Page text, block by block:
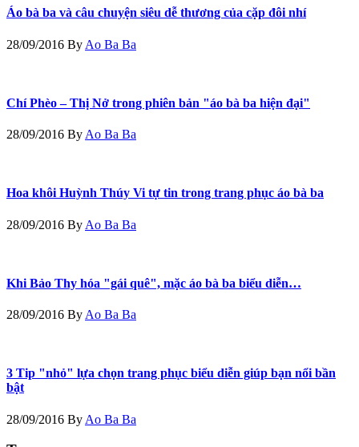
Áo bà ba và câu chuyện siêu dễ thương của cặp đôi nhí
28/09/2016 By Ao Ba Ba
Chí Phèo – Thị Nở trong phiên bản "áo bà ba hiện đại"
28/09/2016 By Ao Ba Ba
Hoa khôi Huỳnh Thúy Vi tự tin trong trang phục áo bà ba
28/09/2016 By Ao Ba Ba
Khi Bảo Thy hóa "gái quê", mặc áo bà ba biểu diễn…
28/09/2016 By Ao Ba Ba
3 Tip "nhỏ" lựa chọn trang phục biểu diễn giúp bạn nổi bần
bật
28/09/2016 By Ao Ba Ba